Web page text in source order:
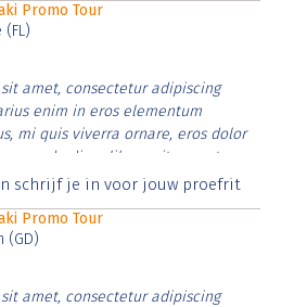
Promo Tour
(FL)
amet, consectetur adipiscing
enim in eros elementum
mi quis viverra ornare, eros dolor
diam libero vitae erat.
et justo cursus id rutrum lorem
schrijf je in voor jouw proefrit
Promo Tour
(GD)
amet, consectetur adipiscing